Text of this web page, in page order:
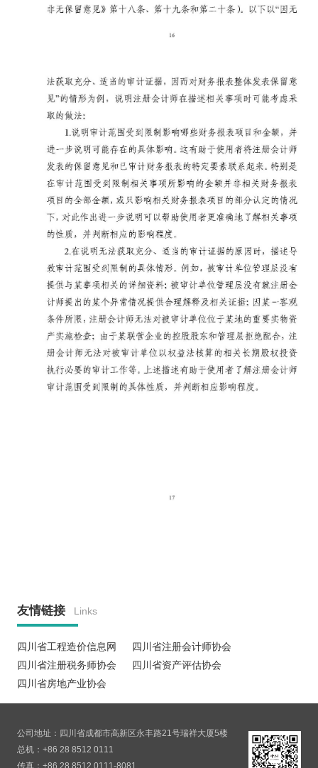
友情链接 Links
四川省工程造价信息网
四川省注册会计师协会
四川省注册税务师协会
四川省资产评估协会
四川省房地产业协会
公司地址：四川省成都市高新区永丰路21号瑞祥大厦5楼
总机：+86 28 8512 0111